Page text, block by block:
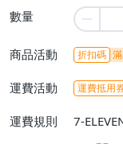
數量
商品活動 折扣碼
運費活動 運費抵用
運費規則
7-
或消費